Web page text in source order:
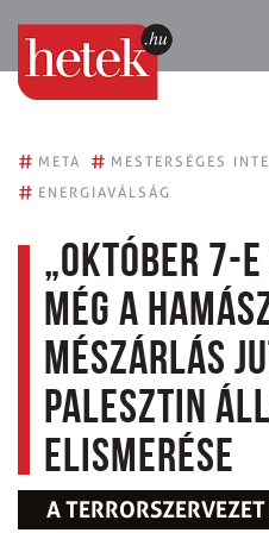
# META # MESTERSÉGES
# ENERGIAVÁLSÁG
„Október 7-
még a
mészárlás
palesztin
elismerése
A